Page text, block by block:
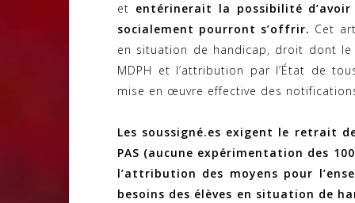
et entérinerait la possibilité d’avoir
socialement pourront s’offrir. Cet
en situation de handicap, droit dont
MDPH et l’attribution par l’État de
mise en œuvre effective des
Les soussigné.es exigent le retrait
PAS (aucune expérimentation des
l’attribution des moyens pour
besoins des élèves en situation de